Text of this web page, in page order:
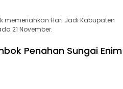
Hari Jadi Kabupaten
21 November.
Penahan Sungai Enim